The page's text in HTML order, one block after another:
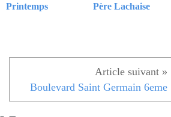
Printemps
Père Lachaise
Boulevard Saint Germain 6eme